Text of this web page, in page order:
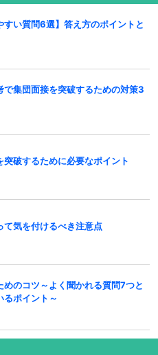
すい質問6選】答え方のポイントと
で集団面接を突破するための対策3
破するために必要なポイント
て気を付けるべき注意点
めのコツ～よく聞かれる質問7つと
るポイント～